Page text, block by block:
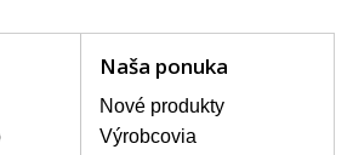
Medzi najčastejšie
napr. prasklinu alebo
zvislé pruhy, nesvietiaci
alebo nerovnomerný
Naša ponuka
Nové produkty
Výrobcovia